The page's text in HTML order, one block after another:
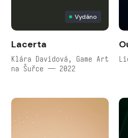
Vydáno
Lacerta
Klára Davidová, Game Art
na Šuřce — 2022